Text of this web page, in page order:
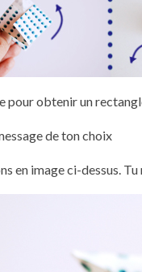
pour obtenir un
de ton choix
en image ci-dessus.